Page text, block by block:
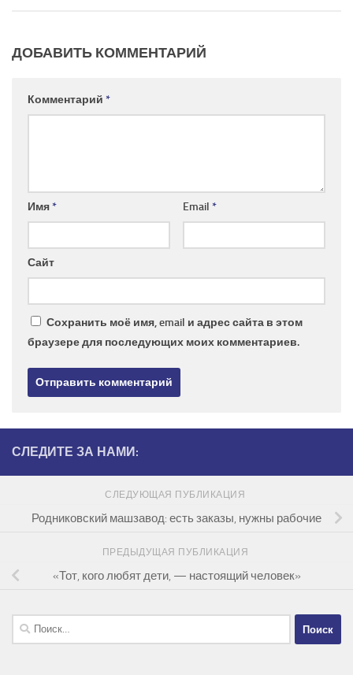
ДОБАВИТЬ КОММЕНТАРИЙ
Комментарий *
Имя* Email *
Сайт
Сохранить моё имя, email и адрес сайта в этом
браузере для последующих моих комментариев.
СЛЕДИТЕ ЗА НАМИ:
СЛЕДУЮЩАЯ ПУБЛИКАЦИЯ
Родниковский машзавод: есть заказы, нужны рабочие
ПРЕДЫДУЩАЯ ПУБЛИКАЦИЯ
«Тот, кого любят дети, — настоящий человек»
Найти: